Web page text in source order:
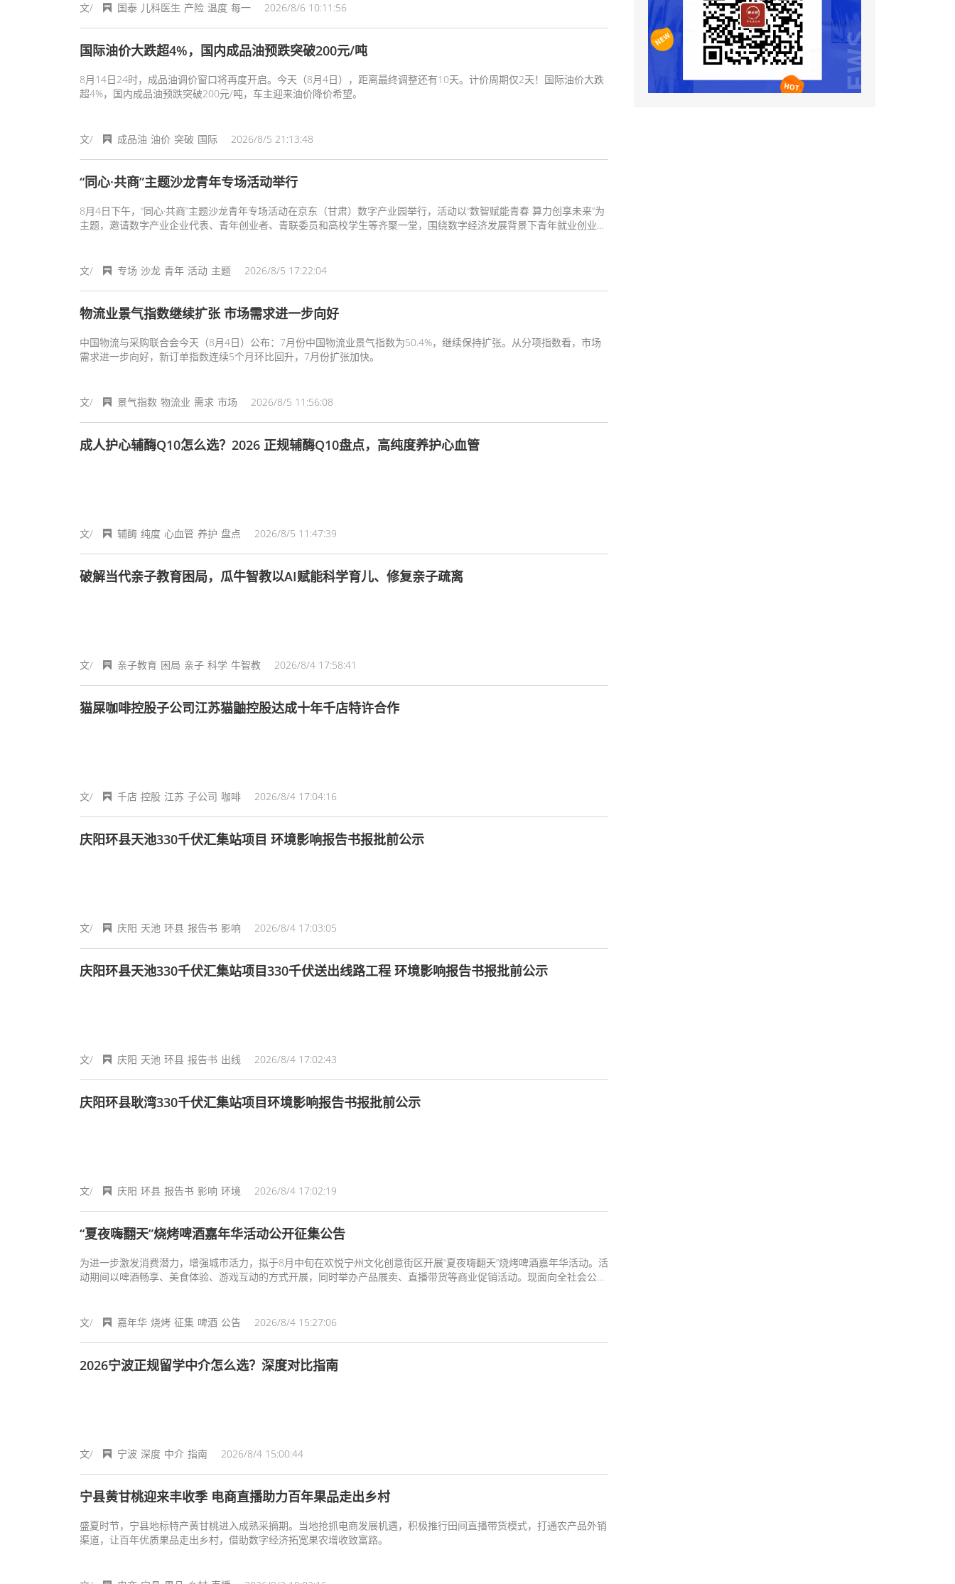
文/ 2026/8/6 10:11:56
国泰 儿科医生 产险 温度 每一
国际油价大跌超4%，国内成品油预跌突破200元/吨
8月14日24时，成品油调价窗口将再度开启。今天（8月4日），距离最终调整还有10天。计价周期仅2天！国际油价大跌
超4%，国内成品油预跌突破200元/吨，车主迎来油价降价希望。
文/ 2026/8/5 21:13:48
成品油 油价 突破 国际
“同心·共商”主题沙龙青年专场活动举行
8月4日下午，“同心·共商”主题沙龙青年专场活动在京东（甘肃）数字产业园举行，活动以“数智赋能青春 算力创享未来”为
主题，邀请数字产业企业代表、青年创业者、青联委员和高校学生等齐聚一堂，围绕数字经济发展背景下青年就业创业面
文/ 2026/8/5 17:22:04
专场 沙龙 青年 活动 主题
物流业景气指数继续扩张 市场需求进一步向好
中国物流与采购联合会今天（8月4日）公布：7月份中国物流业景气指数为50.4%，继续保持扩张。从分项指数看，市场
需求进一步向好，新订单指数连续5个月环比回升，7月份扩张加快。
文/ 2026/8/5 11:56:08
景气指数 物流业 需求 市场
成人护心辅酶Q10怎么选？2026 正规辅酶Q10盘点，高纯度养护心血管
文/ 2026/8/5 11:47:39
辅酶 纯度 心血管 养护 盘点
破解当代亲子教育困局，瓜牛智教以AI赋能科学育儿、修复亲子疏离
文/ 2026/8/4 17:58:41
亲子教育 困局 亲子 科学 牛智教
猫屎咖啡控股子公司江苏猫鼬控股达成十年千店特许合作
文/ 2026/8/4 17:04:16
千店 控股 江苏 子公司 咖啡
庆阳环县天池330千伏汇集站项目 环境影响报告书报批前公示
文/ 2026/8/4 17:03:05
庆阳 天池 环县 报告书 影响
庆阳环县天池330千伏汇集站项目330千伏送出线路工程 环境影响报告书报批前公示
文/ 2026/8/4 17:02:43
庆阳 天池 环县 报告书 出线
庆阳环县耿湾330千伏汇集站项目环境影响报告书报批前公示
文/ 2026/8/4 17:02:19
庆阳 环县 报告书 影响 环境
“夏夜嗨翻天”烧烤啤酒嘉年华活动公开征集公告
为进一步激发消费潜力，增强城市活力，拟于8月中旬在欢悦宁州文化创意街区开展“夏夜嗨翻天”烧烤啤酒嘉年华活动。活
动期间以啤酒畅享、美食体验、游戏互动的方式开展，同时举办产品展卖、直播带货等商业促销活动。现面向全社会公开
文/ 2026/8/4 15:27:06
嘉年华 烧烤 征集 啤酒 公告
2026宁波正规留学中介怎么选？深度对比指南
文/ 2026/8/4 15:00:44
宁波 深度 中介 指南
宁县黄甘桃迎来丰收季 电商直播助力百年果品走出乡村
盛夏时节，宁县地标特产黄甘桃进入成熟采摘期。当地抢抓电商发展机遇，积极推行田间直播带货模式，打通农产品外销
渠道，让百年优质果品走出乡村，借助数字经济拓宽果农增收致富路。